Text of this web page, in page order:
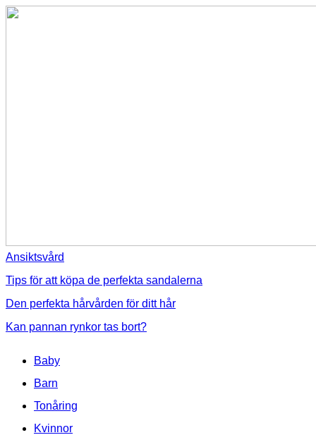
Ansiktsvård
Tips för att köpa de perfekta sandalerna
Den perfekta hårvården för ditt hår
Kan pannan rynkor tas bort?
Baby
Barn
Tonåring
Kvinnor